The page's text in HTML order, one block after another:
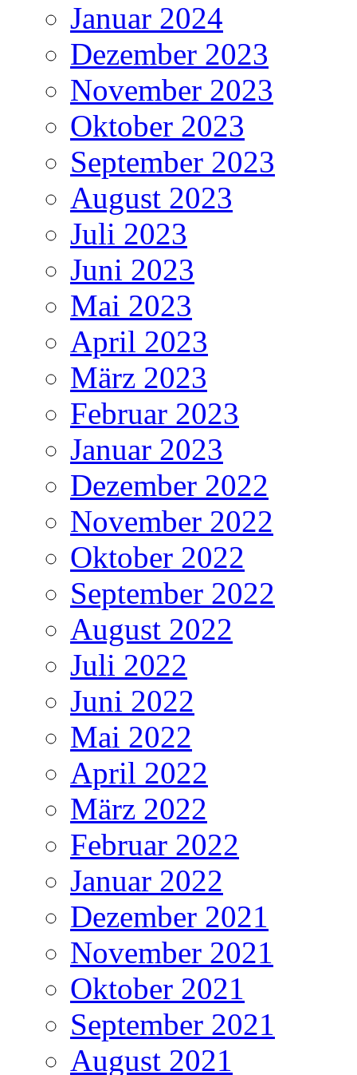
Januar 2024
Dezember 2023
November 2023
Oktober 2023
September 2023
August 2023
Juli 2023
Juni 2023
Mai 2023
April 2023
März 2023
Februar 2023
Januar 2023
Dezember 2022
November 2022
Oktober 2022
September 2022
August 2022
Juli 2022
Juni 2022
Mai 2022
April 2022
März 2022
Februar 2022
Januar 2022
Dezember 2021
November 2021
Oktober 2021
September 2021
August 2021